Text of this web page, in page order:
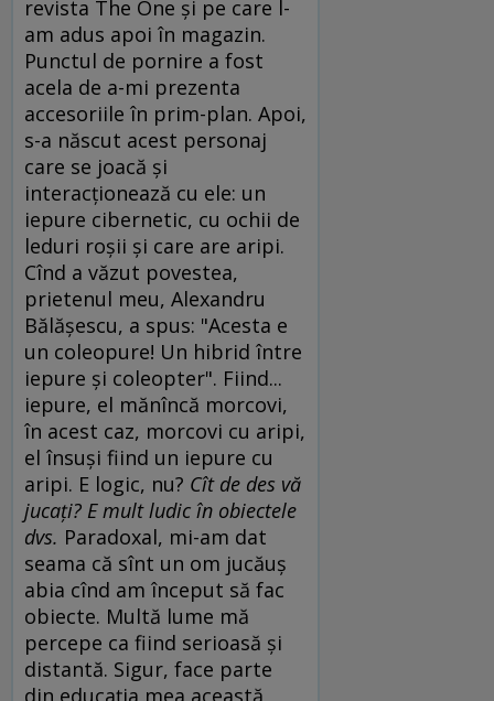
revista The One şi pe care l-
am adus apoi în magazin.
Punctul de pornire a fost
acela de a-mi prezenta
accesoriile în prim-plan. Apoi,
s-a născut acest personaj
care se joacă şi
interacţionează cu ele: un
iepure cibernetic, cu ochii de
leduri roşii şi care are aripi.
Cînd a văzut povestea,
prietenul meu, Alexandru
Bălăşescu, a spus: "Acesta e
un coleopure! Un hibrid între
iepure şi coleopter". Fiind...
iepure, el mănîncă morcovi,
în acest caz, morcovi cu aripi,
el însuşi fiind un iepure cu
aripi. E logic, nu? Cît de des vă
jucaţi? E mult ludic în obiectele
dvs. Paradoxal, mi-am dat
seama că sînt un om jucăuş
abia cînd am început să fac
obiecte. Multă lume mă
percepe ca fiind serioasă şi
distantă. Sigur, face parte
din educaţia mea această